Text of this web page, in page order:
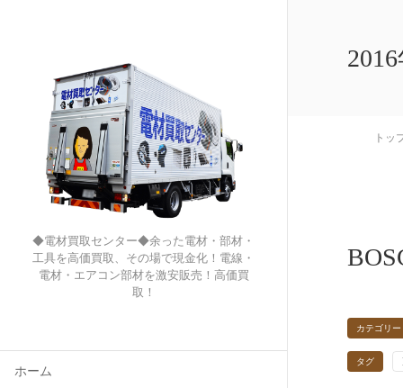
◆電材買取センター◆余った電材・部材・
工具を高価買取、その場で現金化！電線・
電材・エアコン部材を激安販売！高価買
取！
ホーム
トッ
カテゴリー
タグ